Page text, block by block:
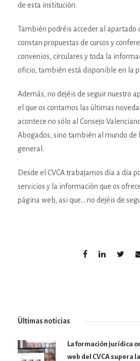
de esta institución.
También podréis acceder al apartado
constan propuestas de cursos y
convenios, circulares y toda la
oficio, también está disponible en la
Además, no dejéis de seguir nuestro
el que os contamos las últimas
acontece no sólo al Consejo
Abogados, sino también al mundo de
general.
Desde el CVCA trabajamos día a día
servicios y la información que os
página web, asi que… no dejéis de
Últimas noticias
La formación jurídica
web del CVCA supera